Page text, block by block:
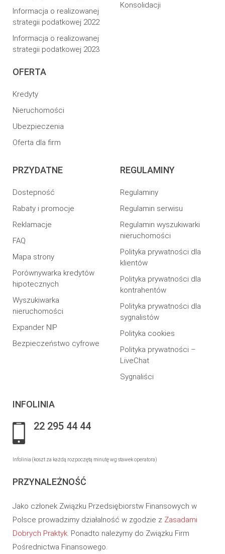
Informacja o realizowanej
strategii podatkowej 2022
Informacja o realizowanej
strategii podatkowej 2023
OFERTA
Kredyty
Nieruchomości
Ubezpieczenia
Oferta dla firm
Konsolidacji
PRZYDATNE
Dostepność
Rabaty i promocje
Reklamacje
FAQ
Mapa strony
Porównywarka kredytów
hipotecznych
Wyszukiwarka
nieruchomości
Expander NIP
Bezpieczeństwo cyfrowe
REGULAMINY
Regulaminy
Regulamin serwisu
Regulamin wyszukiwarki
nieruchomości
Polityka prywatności dla
klientów
Polityka prywatności dla
kontrahentów
Polityka prywatności dla
sygnalistów
Polityka cookies
Polityka prywatności –
LiveChat
Sygnaliści
INFOLINIA
22 295 44 44
Infolinia (koszt za każdą rozpoczętą minutę wg stawek operatora)
PRZYNALEŻNOŚĆ
Jako członek Związku Przedsiębiorstw Finansowych w
Polsce prowadzimy działalność w zgodzie z Zasadami
Dobrych Praktyk. Ponadto należymy do Związku Firm
Pośrednictwa Finansowego.